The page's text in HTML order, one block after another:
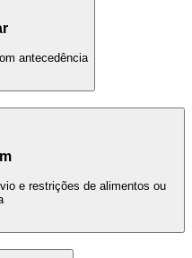
antecedência
e restrições de alimentos ou